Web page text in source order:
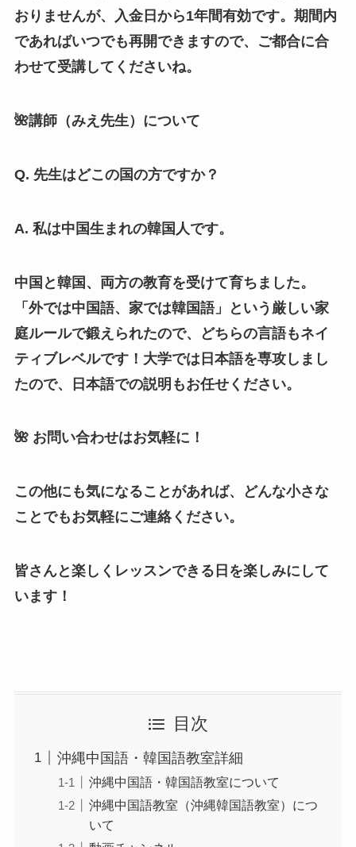
おりませんが、入金日から1年間有効です。期間内
であればいつでも再開できますので、ご都合に合
わせて受講してくださいね。
🌺講師（みえ先生）について
Q. 先生はどこの国の方ですか？
A. 私は中国生まれの韓国人です。
中国と韓国、両方の教育を受けて育ちました。
「外では中国語、家では韓国語」という厳しい家
庭ルールで鍛えられたので、どちらの言語もネイ
ティブレベルです！大学では日本語を専攻しまし
たので、日本語での説明もお任せください。
🌺 お問い合わせはお気軽に！
この他にも気になることがあれば、どんな小さな
ことでもお気軽にご連絡ください。
皆さんと楽しくレッスンできる日を楽しみにして
います！
目次
沖縄中国語・韓国語教室詳細
沖縄中国語・韓国語教室について
沖縄中国語教室（沖縄韓国語教室）につ
いて